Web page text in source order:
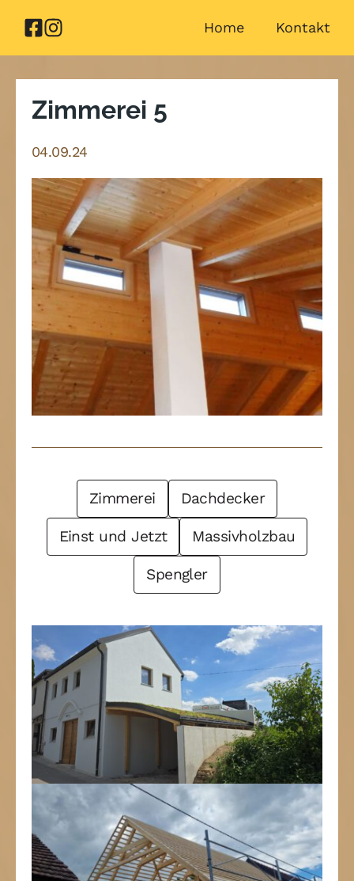
Inhalt
springen
Home Kontakt
Zimmerei 5
04.09.24
Post FilterZimmerei Dachdecker
Einst und Jetzt Massivholzbau
Spengler